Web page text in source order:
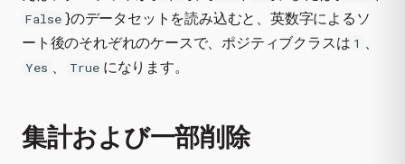
False }のデータセットを読み込むと、英数字によるソ
ート後のそれぞれのケースで、ポジティブクラスは 1 、
Yes 、 True になります。
集計および一部削除